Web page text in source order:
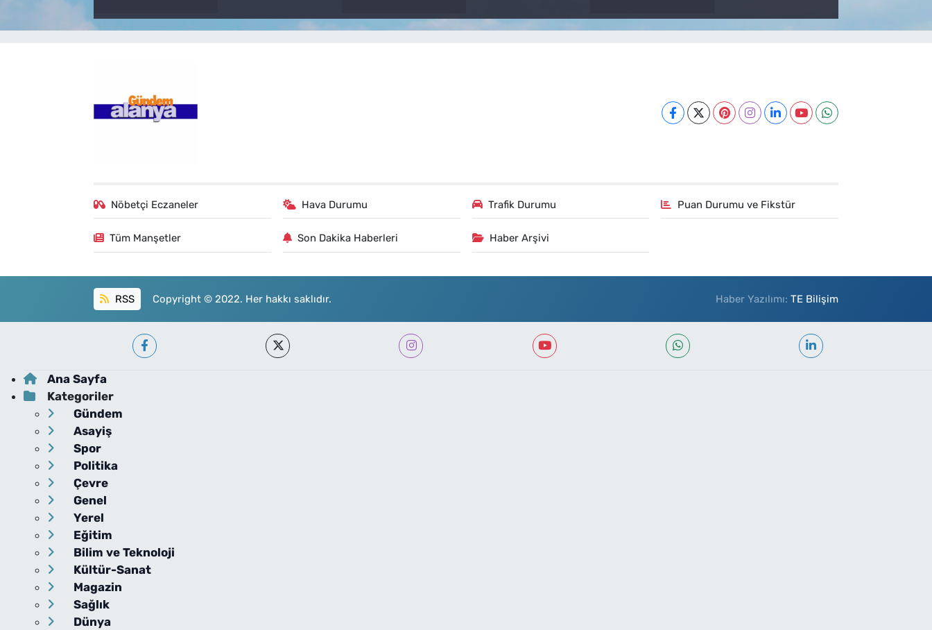
Nöbetçi Eczaneler Hava Durumu Trafik Durumu Puan Durumu ve Fikstür
Tüm Manşetler Son Dakika Haberleri Haber Arşivi
RSS Copyright © 2022. Her hakkı saklıdır. Haber Yazılımı:TE Bilişim
Ana Sayfa
Kategoriler
Gündem
Asayiş
Spor
Politika
Çevre
Genel
Yerel
Eğitim
Bilim ve Teknoloji
Kültür-Sanat
Magazin
Sağlık
Dünya